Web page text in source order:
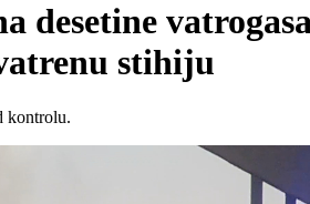
desetine
stihiju
kontrolu.